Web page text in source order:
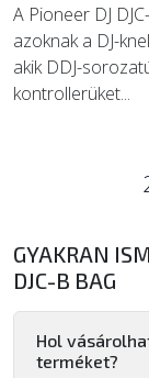
A Pioneer DJ
azoknak a DJ-
akik DDJ-
kontrollerüket...
GYAKRAN
DJC-B BAG
Hol
terméket?